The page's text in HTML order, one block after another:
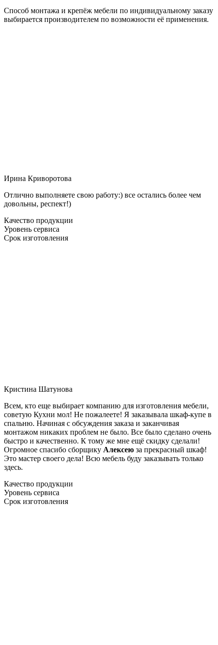
Способ монтажа и крепёж мебели по индивидуальному заказу
выбирается производителем по возможности её применения.
Ирина Криворотова
Отлично выполняете свою работу:) все остались более чем
довольны, респект!)
Качество продукции
Уровень сервиса
Срок изготовления
Кристина Шатунова
Всем, кто еще выбирает компанию для изготовления мебели,
советую Кухни мол! Не пожалеете! Я заказывала шкаф-купе в
спальню. Начиная с обсуждения заказа и заканчивая
монтажом никаких проблем не было. Все было сделано очень
быстро и качественно. К тому же мне ещё скидку сделали!
Огромное спасибо сборщику Алексею за прекрасный шкаф!
Это мастер своего дела! Всю мебель буду заказывать только
здесь.
Качество продукции
Уровень сервиса
Срок изготовления